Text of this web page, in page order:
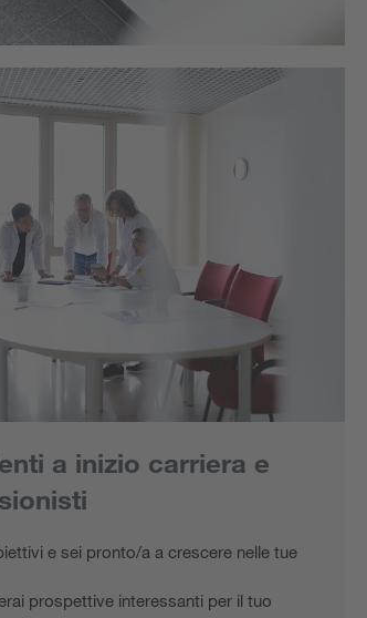
a inizio carriera e
e sei pronto/a a crescere nelle tue
prospettive interessanti per il tuo